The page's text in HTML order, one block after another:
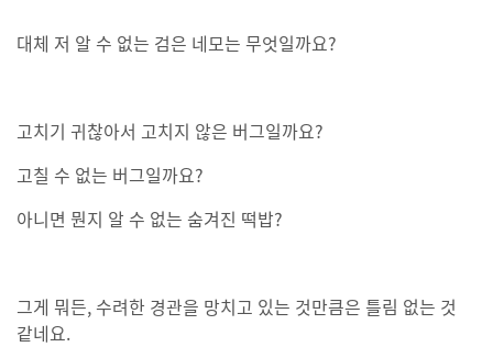
대체 저 알 수 없는 검은 네모는 무엇일까요?
고치기 귀찮아서 고치지 않은 버그일까요?
고칠 수 없는 버그일까요?
아니면 뭔지 알 수 없는 숨겨진 떡밥?
그게 뭐든, 수려한 경관을 망치고 있는 것만큼은 틀림 없는 것
같네요.